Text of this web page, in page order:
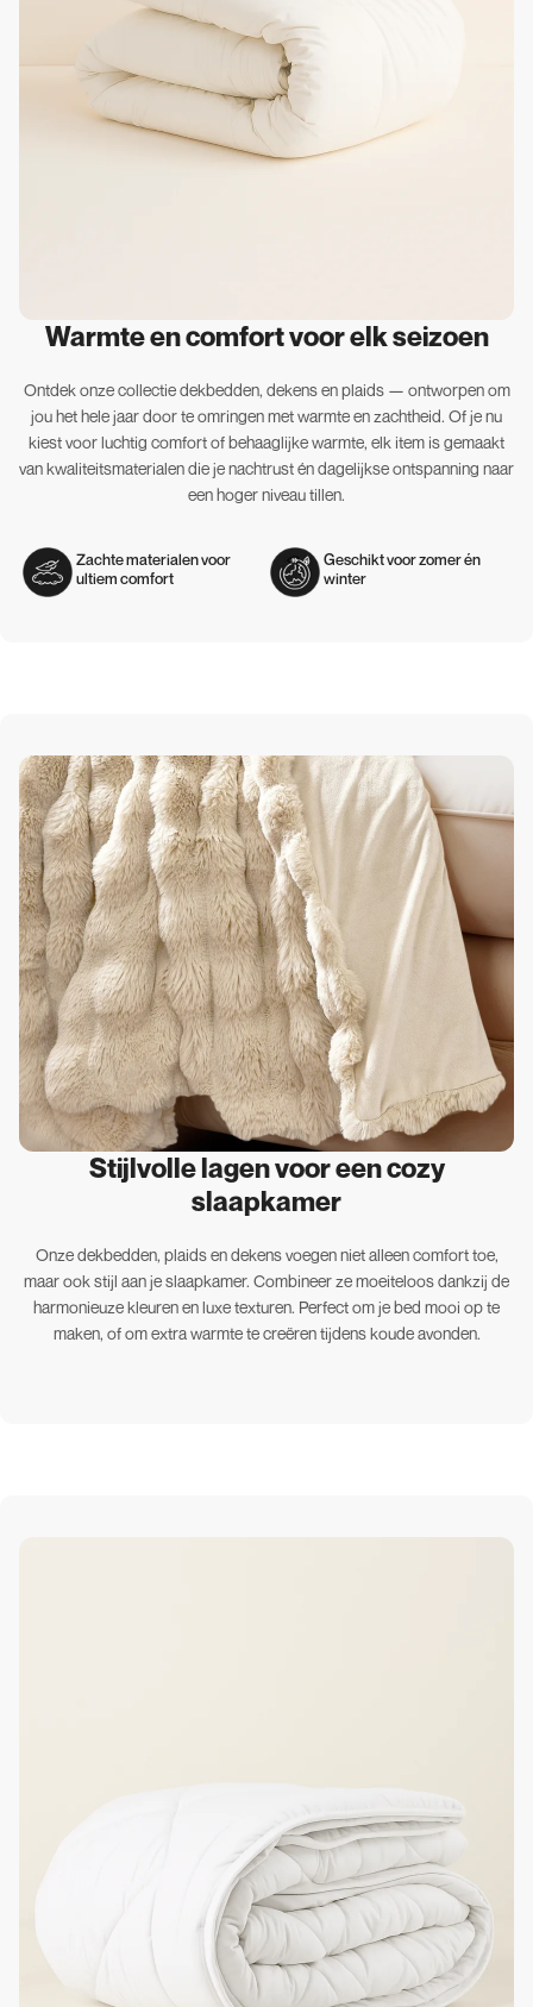
Warmte en comfort voor elk seizoen
Ontdek onze collectie dekbedden, dekens en plaids — ontworpen om
jou het hele jaar door te omringen met warmte en zachtheid. Of je nu
kiest voor luchtig comfort of behaaglijke warmte, elk item is gemaakt
van kwaliteitsmaterialen die je nachtrust én dagelijkse ontspanning naar
een hoger niveau tillen.
Zachte materialen voor
ultiem comfort
Geschikt voor zomer én
winter
Stijlvolle lagen voor een cozy
slaapkamer
Onze dekbedden, plaids en dekens voegen niet alleen comfort toe,
maar ook stijl aan je slaapkamer. Combineer ze moeiteloos dankzij de
harmonieuze kleuren en luxe texturen. Perfect om je bed mooi op te
maken, of om extra warmte te creëren tijdens koude avonden.